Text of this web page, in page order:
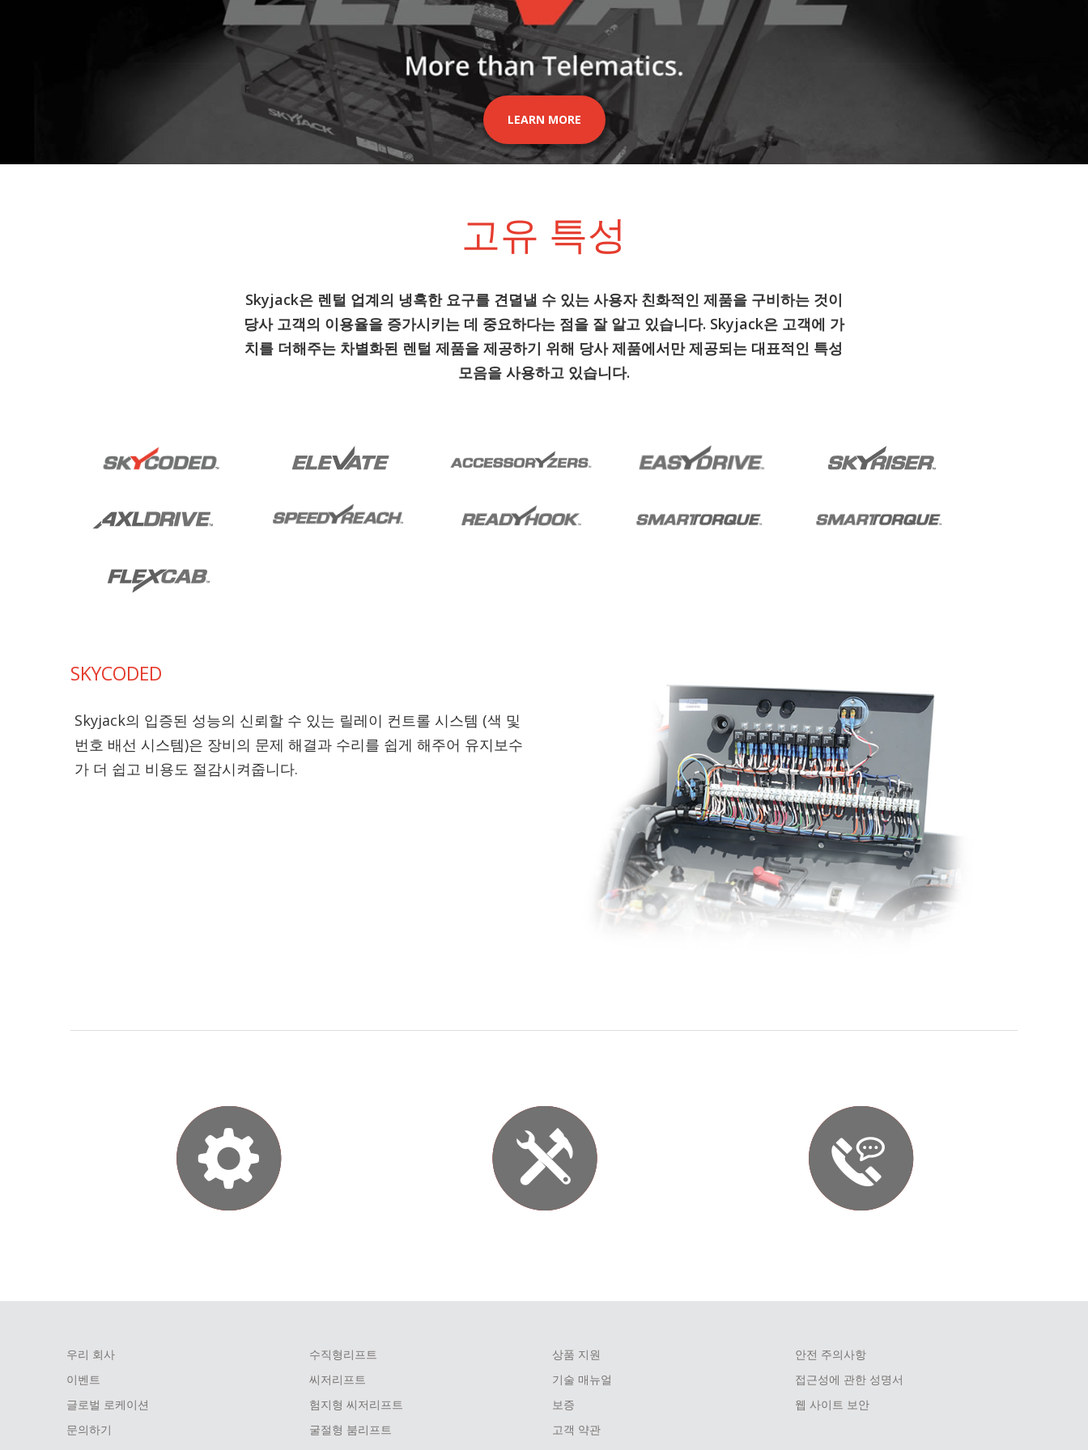
LEARN MORE
고유 특성
Skyjack은 렌털 업계의 냉혹한 요구를 견뎔낼 수 있는 사용자 친화적인 제품을 구비하는 것이
당사 고객의 이용율을 증가시키는 데 중요하다는 점을 잘 알고 있습니다. Skyjack은 고객에 가
치를 더해주는 차별화된 렌털 제품을 제공하기 위해 당사 제품에서만 제공되는 대표적인 특성
모음을 사용하고 있습니다.
SKYCODED
Skyjack의 입증된 성능의 신뢰할 수 있는 릴레이 컨트롤 시스템 (색 및
번호 배선 시스템)은 장비의 문제 해결과 수리를 쉽게 해주어 유지보수
가 더 쉽고 비용도 절감시켜줍니다.
FOOTER
MENU
우리 회사
이벤트
글로벌 로케이션
문의하기
수직형리프트
씨저리프트
험지형 씨저리프트
굴절형 붐리프트
상품 지원
기술 매뉴얼
보증
고객 약관
안전 주의사항
접근성에 관한 성명서
웹 사이트 보안